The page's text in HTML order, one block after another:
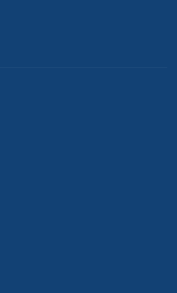
artistica possano ancora una
nel nostro Paese per
domanda di cultura della